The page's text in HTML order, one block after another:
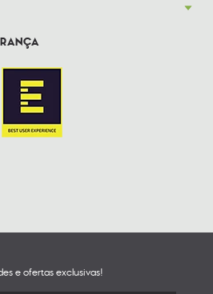
e ofertas exclusivas!